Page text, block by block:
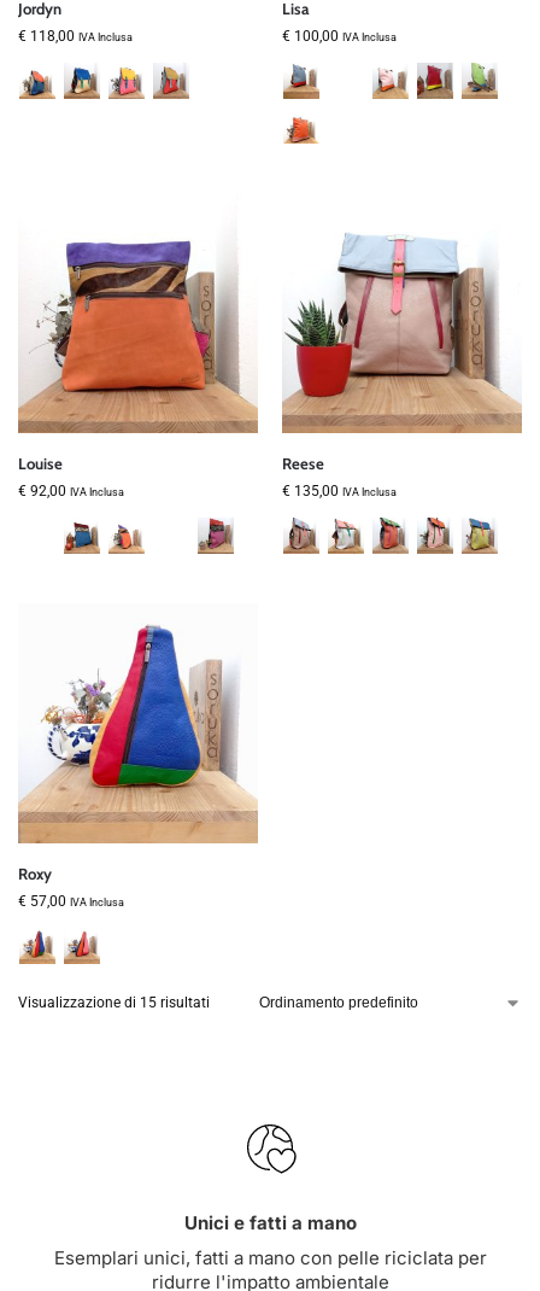
Jordyn
€ 118,00 IVA Inclusa
Lisa
€ 100,00 IVA Inclusa
Louise
€ 92,00 IVA Inclusa
Reese
€ 135,00 IVA Inclusa
Roxy
€ 57,00 IVA Inclusa
Visualizzazione di 15 risultati
Unici e fatti a mano
Esemplari unici, fatti a mano con pelle riciclata per
ridurre l'impatto ambientale